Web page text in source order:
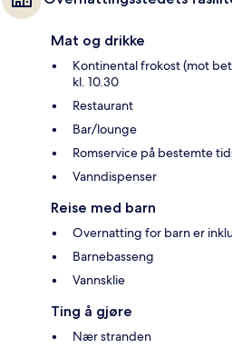
Mat og drikke
Kontinental frokost (mot
kl. 10.30
Restaurant
Bar/lounge
Romservice på bestemte
Vanndispenser
Reise med barn
Overnatting for barn er
Barnebasseng
Vannsklie
Ting å gjøre
Nær stranden